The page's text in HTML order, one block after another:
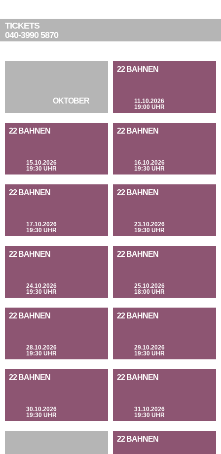
TICKETS
040-3990 5870
OKTOBER
22 BAHNEN
11.10.2026
19:00 UHR
22 BAHNEN
15.10.2026
19:30 UHR
22 BAHNEN
16.10.2026
19:30 UHR
22 BAHNEN
17.10.2026
19:30 UHR
22 BAHNEN
23.10.2026
19:30 UHR
22 BAHNEN
24.10.2026
19:30 UHR
22 BAHNEN
25.10.2026
18:00 UHR
22 BAHNEN
28.10.2026
19:30 UHR
22 BAHNEN
29.10.2026
19:30 UHR
22 BAHNEN
30.10.2026
19:30 UHR
22 BAHNEN
31.10.2026
19:30 UHR
22 BAHNEN